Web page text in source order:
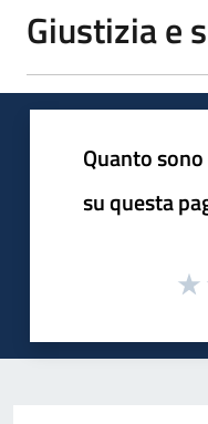
Giustizia e
Quanto
su questa